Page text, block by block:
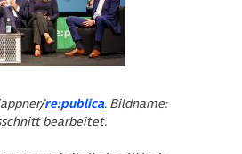
in neuem Tab)
re:publica(öffnet in neuem Tab)
. Bildname:
bearbeitet.